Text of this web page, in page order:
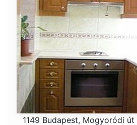
1149 Budapest, Mogyoródi út